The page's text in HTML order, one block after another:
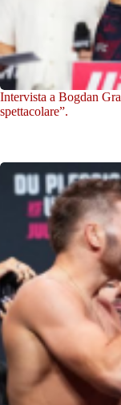
Intervista a Bogdan
spettacolare”.